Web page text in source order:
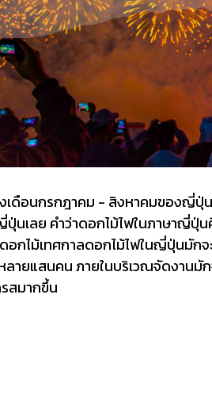
เดือนกรกฎาคม - สิงหาคมของญี่ปุ่น
นเลย คำว่าดอกไม้ไฟในภาษาญี่ปุ่
อกไม้เทศกาลดอกไม้ไฟในญี่ปุ่นมัก
ลายแสนคน ภายในบริเวณจัดงานมั
สมากขึ้น